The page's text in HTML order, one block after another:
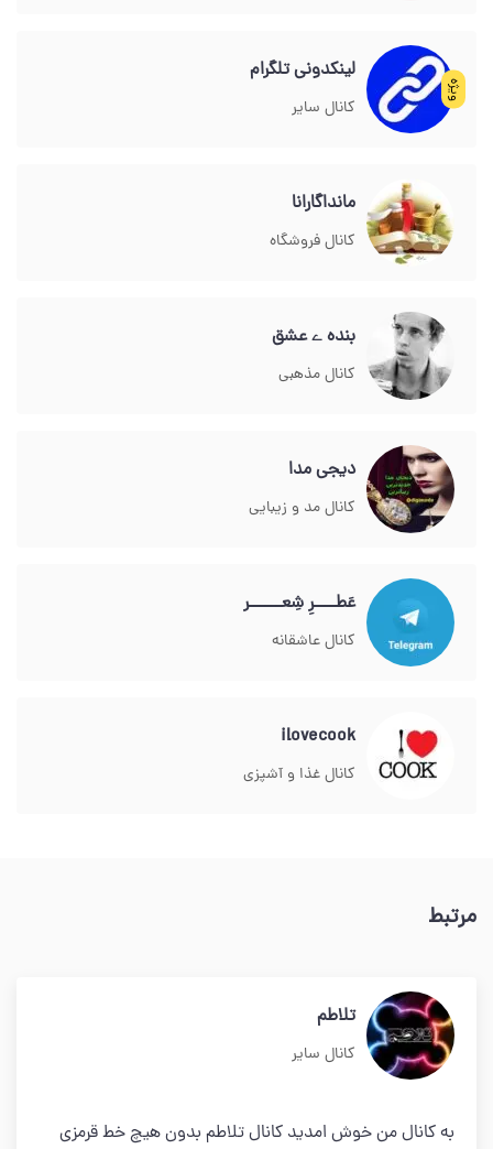
ویژه
لینکدونی تلگرام
کانال سایر
مانداگارانا
کانال فروشگاه
بنده ے عشق
کانال مذهبی
دیجی مدا
کانال مد و زیبایی
عَطــــرِ شِعــــــر
کانال عاشقانه
ilovecook
کانال غذا و آشپزی
مرتبط
تلاطم
کانال سایر
به کانال من خوش امدید کانال تلاطم بدون هیچ خط قرمزی